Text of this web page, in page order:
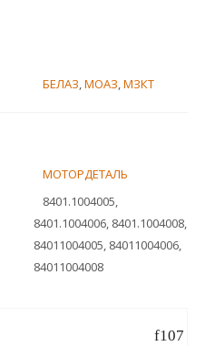
БЕЛАЗ,МОАЗ,МЗКТ
МОТОРДЕТАЛЬ
8401.1004005,
8401.1004006, 8401.1004008,
84011004005, 84011004006,
84011004008